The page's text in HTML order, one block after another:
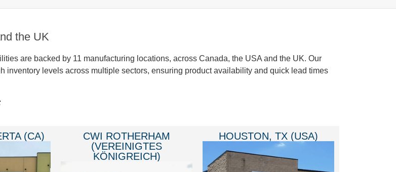
the UK
are backed by 11 manufacturing locations, across Canada, the USA and the UK. Our
levels across multiple sectors, ensuring product availability and quick lead times
(CA)
CWI ROTHERHAM
(VEREINIGTES
KÖNIGREICH)
HOUSTON, TX (USA)